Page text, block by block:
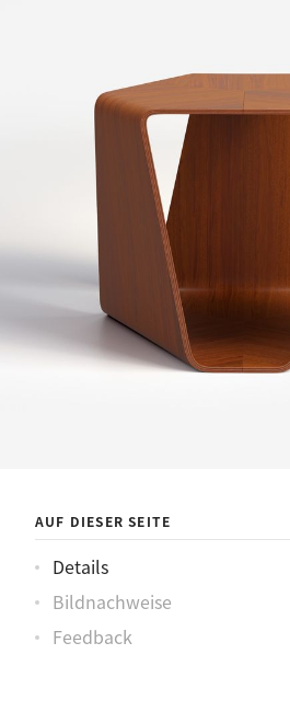
AUF DIESER SEITE
Details
Bildnachweise
Feedback